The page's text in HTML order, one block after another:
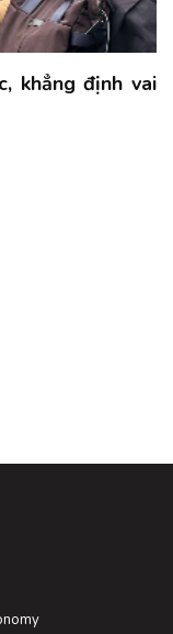
khẳng định vai